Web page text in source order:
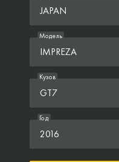
JAPAN
IMPREZA
Модель
GT7
Кузов
2016
Год